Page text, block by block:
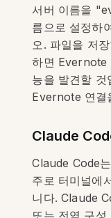
서버 이름을
름으로 설정하
오. 파일을 저
하면 Evernote
능을 발견할 것
Evernote 연결
Claude
Claude Code
주로 터미널에
니다. Claude
또는 전역 구성